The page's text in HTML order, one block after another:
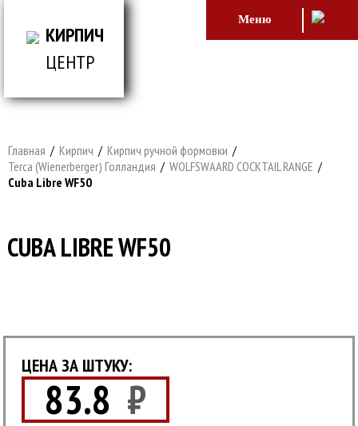
КИРПИЧ
ЦЕНТР
Меню
Главная / Кирпич / Кирпич ручной формовки /
Terca (Wienerberger) Голландия / WOLFSWAARD COCKTAIL RANGE /
Cuba Libre WF50
CUBA LIBRE WF50
ЦЕНА ЗА ШТУКУ:
83.8 ₽